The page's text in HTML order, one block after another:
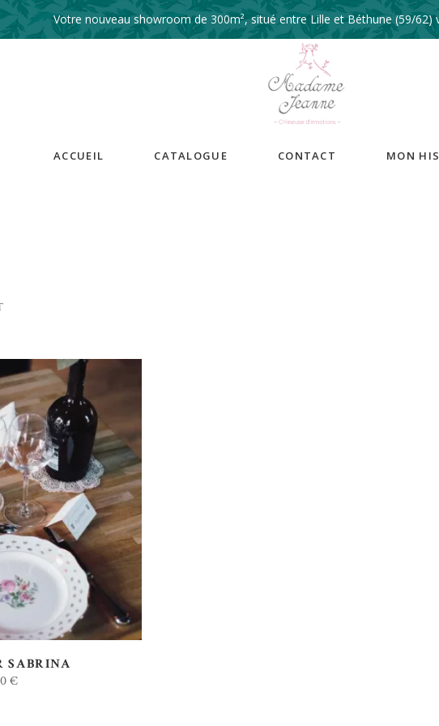
Votre nouveau showroom de 300m², situé entre Lille et Béthune (59/62)
ACCUEIL CATALOGUE CONTACT MON
AU DEVIS
SABRINA
€